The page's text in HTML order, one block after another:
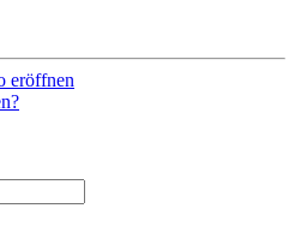
eröffnen